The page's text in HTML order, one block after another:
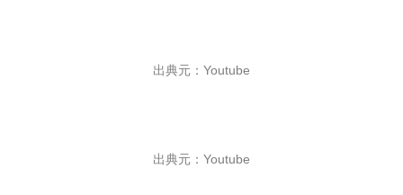
出典元：Youtube
出典元：Youtube